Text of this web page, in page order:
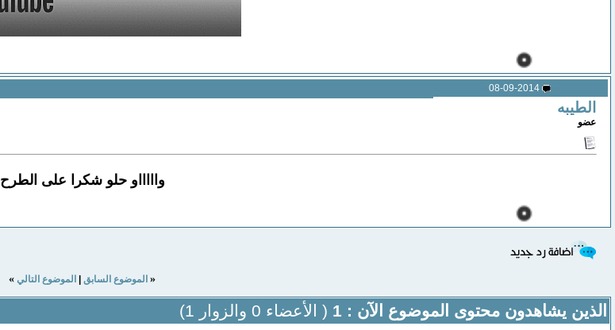
08-09-2014
الطيبه
عضو
واااااو حلو شكرا على الطرح
« الموضوع السابق |الموضوع التالي »
الذين يشاهدون محتوى الموضوع الآن : 1 ( الأعضاء 0 والزوار 1)